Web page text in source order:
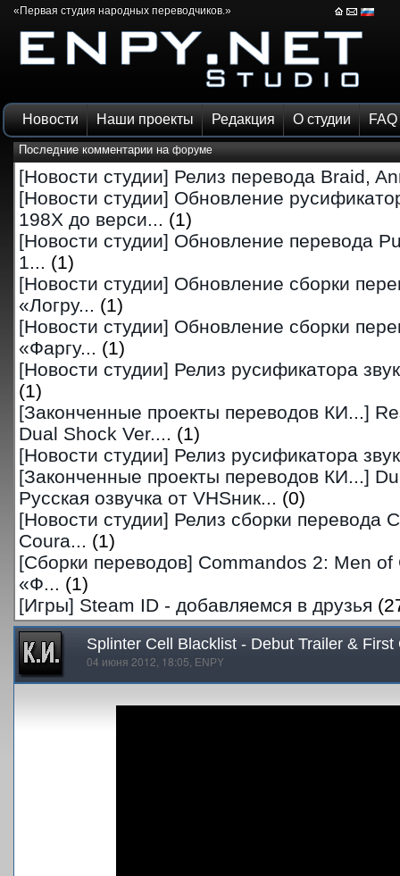
«Первая студия народных переводчиков.»
Новости Наши проекты Редакция О студии FAQ
Последние комментарии на форуме
[Новости студии] Релиз перевода Braid,
[Новости студии] Обновление
198X до верси... (1)
[Новости студии] Обновление перевода
1... (1)
[Новости студии] Обновление сборки
«Логру... (1)
[Новости студии] Обновление сборки
«Фаргу... (1)
[Новости студии] Релиз русификатора
(1)
[Законченные проекты переводов КИ...]
Dual Shock Ver.... (1)
[Новости студии] Релиз русификатора
[Законченные проекты переводов КИ...]
Русская озвучка от VHSник... (0)
[Новости студии] Релиз сборки перевода
Coura... (1)
[Сборки переводов] Commandos 2: Men
«Ф... (1)
[Игры] Steam ID - добавляемся в друзья
Splinter Cell Blacklist - Debut Trailer &
04 июня 2012, 18:05, ENPY